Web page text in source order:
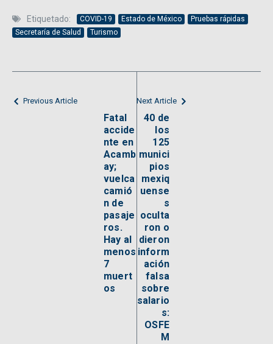
Etiquetado: COVID-19 Estado de México
Pruebas rápidas
Secretaría de Salud
Turismo
Previous Article
Fatal
accide
nte en
Acamb
ay;
vuelca
camió
n de
pasaje
ros.
Hay al
menos
7
muert
os
Next Article
40 de
los
125
munici
pios
mexiq
uense
s
oculta
ron o
dieron
inform
ación
falsa
sobre
salario
s:
OSFE
M